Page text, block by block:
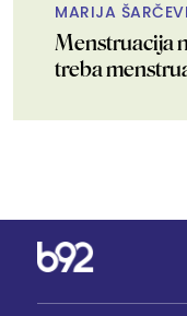
MARIJA
Menstruacija
treba